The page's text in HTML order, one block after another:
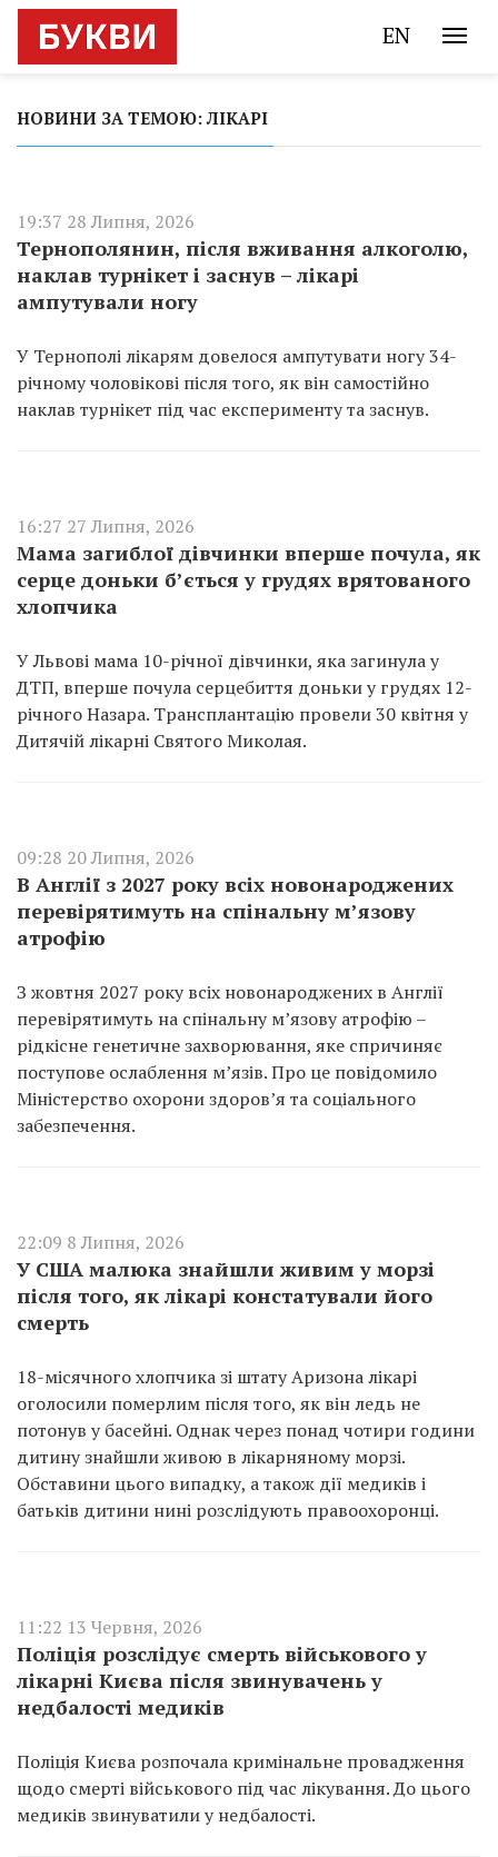
EN
НОВИНИ ЗА ТЕМОЮ: ЛІКАРІ
19:37 28 Липня, 2026
Тернополянин, після вживання алкоголю,
наклав турнікет і заснув – лікарі
ампутували ногу
У Тернополі лікарям довелося ампутувати ногу 34-
річному чоловікові після того, як він самостійно
наклав турнікет під час експерименту та заснув.
16:27 27 Липня, 2026
Мама загиблої дівчинки вперше почула, як
серце доньки б’ється у грудях врятованого
хлопчика
У Львові мама 10-річної дівчинки, яка загинула у
ДТП, вперше почула серцебиття доньки у грудях 12-
річного Назара. Трансплантацію провели 30 квітня у
Дитячій лікарні Святого Миколая.
09:28 20 Липня, 2026
В Англії з 2027 року всіх новонароджених
перевірятимуть на спінальну м’язову
атрофію
З жовтня 2027 року всіх новонароджених в Англії
перевірятимуть на спінальну м’язову атрофію –
рідкісне генетичне захворювання, яке спричиняє
поступове ослаблення м’язів. Про це повідомило
Міністерство охорони здоров’я та соціального
забезпечення.
22:09 8 Липня, 2026
У США малюка знайшли живим у морзі
після того, як лікарі констатували його
смерть
18-місячного хлопчика зі штату Аризона лікарі
оголосили померлим після того, як він ледь не
потонув у басейні. Однак через понад чотири години
дитину знайшли живою в лікарняному морзі.
Обставини цього випадку, а також дії медиків і
батьків дитини нині розслідують правоохоронці.
11:22 13 Червня, 2026
Поліція розслідує смерть військового у
лікарні Києва після звинувачень у
недбалості медиків
Поліція Києва розпочала кримінальне провадження
щодо смерті військового під час лікування. До цього
медиків звинуватили у недбалості.